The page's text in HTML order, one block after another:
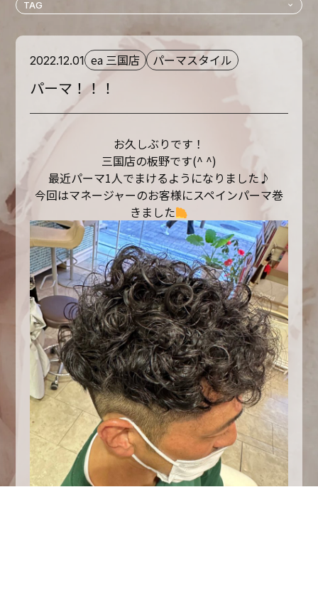
2022.12.01 ea 三国店 パーマスタイル
パーマ！！！
お久しぶりです！
三国店の板野です(^ ^)
最近パーマ1人でまけるようになりました♪
今回はマネージャーのお客様にスペインパーマ巻
きました